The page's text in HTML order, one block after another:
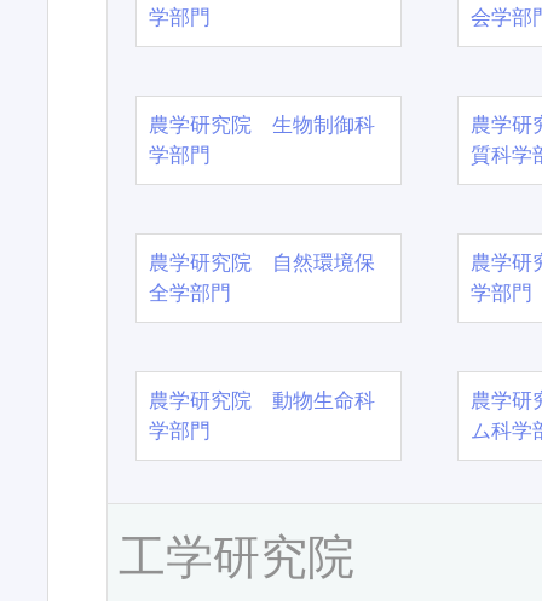
学部門
会学部
農学研究院 生物制御科
学部門
農学
質科学
農学研究院 自然環境保
全学部門
農学
学部門
農学研究院 動物生命科
学部門
農学
ム科学
工学研究院